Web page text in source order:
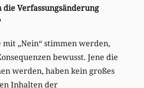
Verfassungsänderung
„Nein“ stimmen werden,
bewusst. Jene die
werden, haben kein großes
Inhalten der